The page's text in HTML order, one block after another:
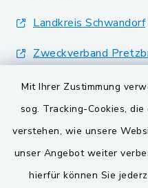
Mit Ihrer Zustimmung
sog. Tracking-Cookies,
verstehen, wie unsere
unser Angebot weiter
hierfür können Sie
Landkreis Schwandorf
Zweckverband
BayernPortal
Gemeinden der
Gemeinde